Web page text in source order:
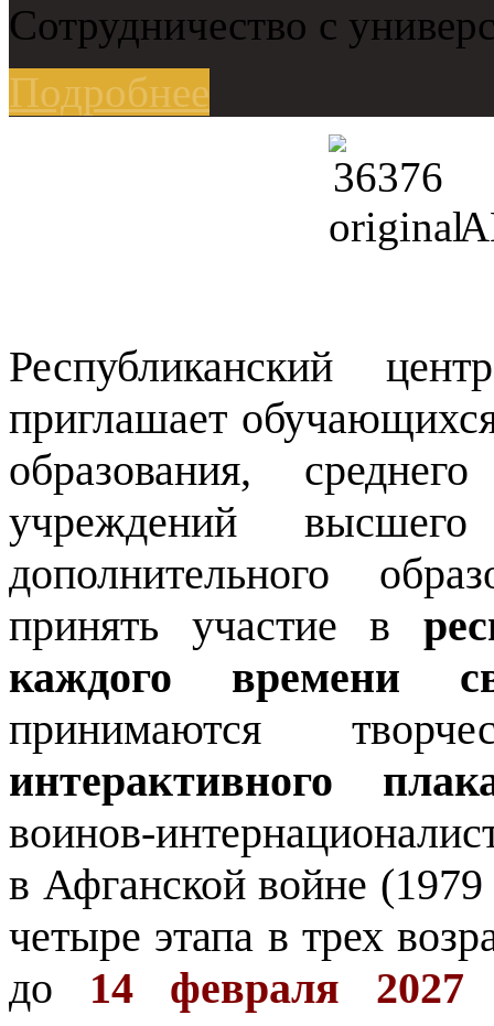
Сотрудничество с
Подробнее
Республиканский
приглашает
образования,
учреждений
дополнительного
принять участие в
каждого времени
принимаются
интерактивного
воинов-
в Афганской войне
четыре этапа в трех
до
14 февраля 2027